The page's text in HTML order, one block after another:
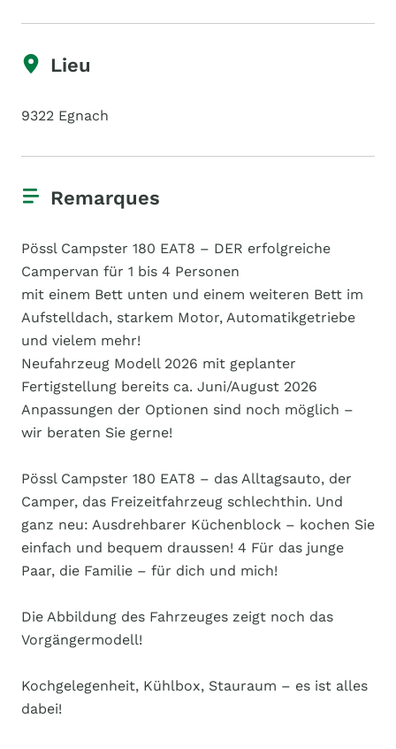
Lieu
9322 Egnach
Remarques
Pössl Campster 180 EAT8 – DER erfolgreiche
Campervan für 1 bis 4 Personen
mit einem Bett unten und einem weiteren Bett im
Aufstelldach, starkem Motor, Automatikgetriebe
und vielem mehr!
Neufahrzeug Modell 2026 mit geplanter
Fertigstellung bereits ca. Juni/August 2026
Anpassungen der Optionen sind noch möglich –
wir beraten Sie gerne!
Pössl Campster 180 EAT8 – das Alltagsauto, der
Camper, das Freizeitfahrzeug schlechthin. Und
ganz neu: Ausdrehbarer Küchenblock – kochen Sie
einfach und bequem draussen! 4 Für das junge
Paar, die Familie – für dich und mich!
Die Abbildung des Fahrzeuges zeigt noch das
Vorgängermodell!
Kochgelegenheit, Kühlbox, Stauraum – es ist alles
dabei!